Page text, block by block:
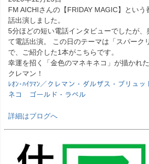
FM AICHIさんの【FRIDAY MAGIC】とい
話出演しました。
5分ほどの短い電話インタビューでしたが、
て電話出演。 この日のテーマは「スパーク
で、ご紹介した1本がこちらです。
幸運を招く「金色のマネキネコ」が描かれ
クレマン！
ﾚｵﾝ･ﾊｲﾂﾏﾝ／クレマン・ダルザス・ブリュ
ネコ ゴールド・ラベル
詳細はブログへ